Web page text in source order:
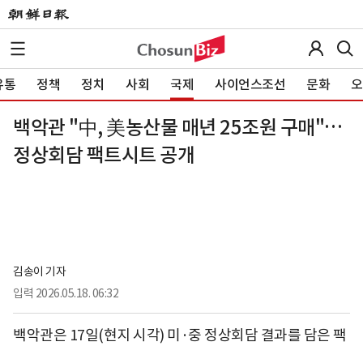
통 정책 정치 사회 국제 사이언스조선 문화
백악관 "中, 美농산물 매년 25조원 구매"…
정상회담 팩트시트 공개
김송이 기자
입력 2026.05.18. 06:32
백악관은 17일(현지 시각) 미·중 정상회담 결과를 담은 팩